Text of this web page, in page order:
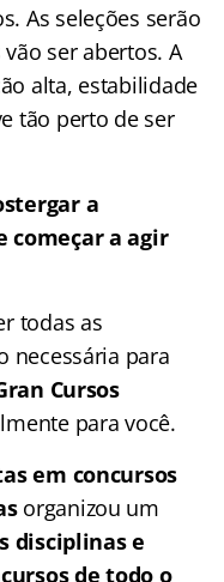
As seleções serão
ser abertos. A
alta, estabilidade
tão perto de ser
a
começar a agir
todas as
necessária para
Cursos
para você.
em concursos
organizou um
disciplinas e
de todo o